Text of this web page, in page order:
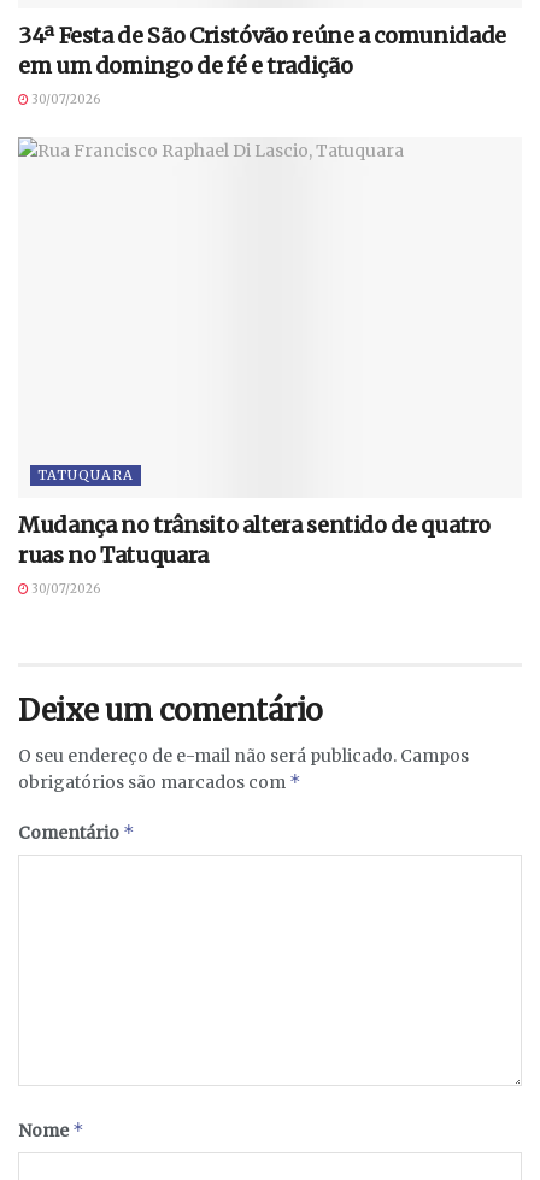
34ª Festa de São Cristóvão reúne a comunidade
em um domingo de fé e tradição
30/07/2026
TATUQUARA
Mudança no trânsito altera sentido de quatro
ruas no Tatuquara
30/07/2026
Deixe um comentário
O seu endereço de e-mail não será publicado. Campos
obrigatórios são marcados com *
Comentário *
Nome*